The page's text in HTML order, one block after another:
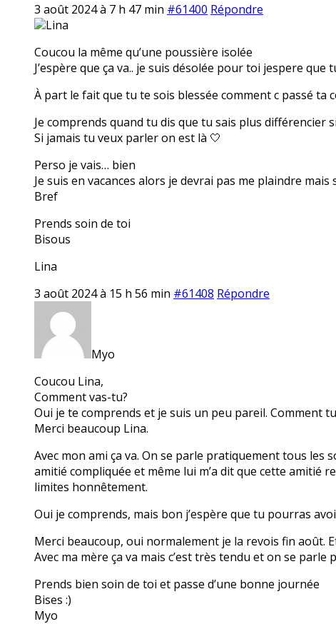
3 août 2024 à 7 h 47 min #61400 Répondre
Lina
Coucou la même qu’une poussière isolée
J’espère que ça va.. je suis désolée pour toi jespere que
À part le fait que tu te sois blessée comment c passé ta
Je comprends quand tu dis que tu sais plus différencier
Si jamais tu veux parler on est là 🤍
Perso je vais… bien
Je suis en vacances alors je devrai pas me plaindre
Bref
Prends soin de toi
Bisous
Lina
3 août 2024 à 15 h 56 min #61408 Répondre
Myo
Coucou Lina,
Comment vas-tu?
Oui je te comprends et je suis un peu pareil. Comment
Merci beaucoup Lina.
Avec mon ami ça va. On se parle pratiquement tous
amitié compliquée et même lui m’a dit que cette amitié
limites honnêtement.
Oui je comprends, mais bon j’espère que tu pourras
Merci beaucoup, oui normalement je la revois fin août.
Avec ma mère ça va mais c’est très tendu et on se parle
Prends bien soin de toi et passe d’une bonne journée
Bises :)
Myo